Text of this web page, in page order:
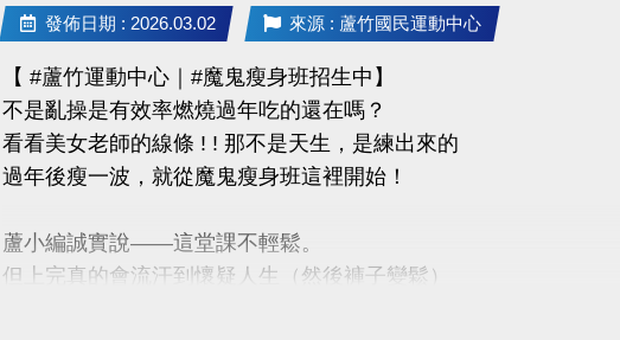
持續運動不僅讓身體更健康，
還能感受滿滿的鼓勵與心意
連絡資訊
-洽詢專線：03-2639066 #112
-官網 : https://www.lzsports.com.tw/zh_TW/news/pageID/1/
-IG : @luzhusports
發佈日期 : 2026.03.02 來源 : 蘆竹國民運動中心
【 #蘆竹運動中心｜#魔鬼瘦身班招生中】
不是亂操是有效率燃燒過年吃的還在嗎？
看看美女老師的線條 ! ! 那不是天生，是練出來的
過年後瘦一波，就從魔鬼瘦身班這裡開始！
蘆小編誠實說——這堂課不輕鬆。
但上完真的會流汗到懷疑人生（然後褲子變鬆）